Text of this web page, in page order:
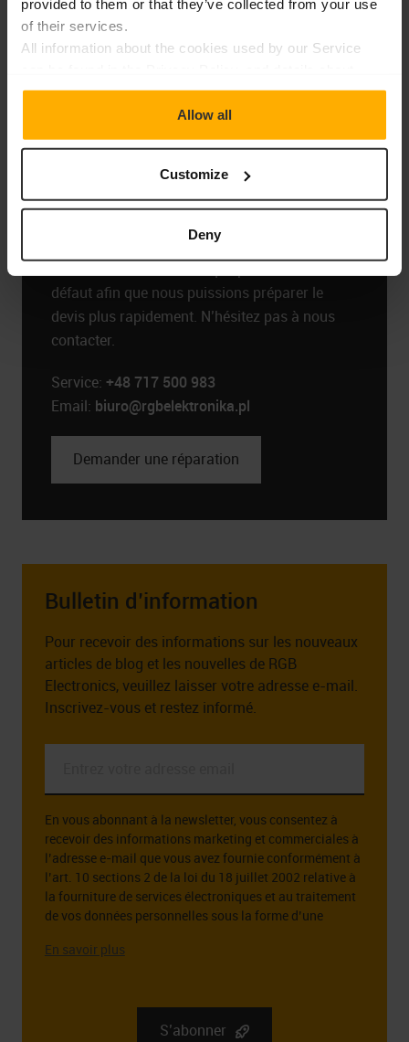
provided to them or that they’ve collected from your use
of their services.
All information about the cookies used by our Service
providers and types of cookies can also be found in the
Allow all
Customize
Deny
Appeler : +48 717 500 983
Confiez-nous la réparation
Pour commander une réparation, veuillez
réparation ». Dans la description, veuillez
défaut afin que nous puissions préparer le
devis plus rapidement. N’hésitez pas à nous
contacter.
Service: +48 717 500 983
Email: biuro@rgbelektronika.pl
Demander une réparation
Bulletin d’information
Pour recevoir des informations sur les nouveaux
articles de blog et les nouvelles de RGB
Electronics, veuillez laisser votre adresse e-mail.
Inscrivez-vous et restez informé.
email
*
En vous abonnant à la newsletter, vous consentez à
recevoir des informations marketing et commerciales à
l’adresse e-mail que vous avez fournie conformément à
l’art. 10 sections 2 de la loi du 18 juillet 2002 relative à
la fourniture de services électroniques et au traitement
de vos données personnelles sous la forme d’une
Sp. k., st. Dlugosza 2-6, 51 – 162 Wrocław. Des
informations complètes sur l’administrateur de vos
S’abonner